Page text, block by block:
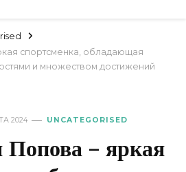
спортсменка, обладающая
и множеством достижений
2024 UNCATEGORISED
Попова – яркая